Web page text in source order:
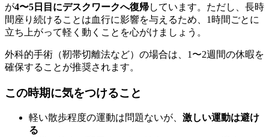
が4〜5日目にデスクワークへ復帰しています。ただし、長時
間座り続けることは血行に影響を与えるため、1時間ごとに
立ち上がって軽く動くことを心がけましょう。
外科的手術（靭帯切離法など）の場合は、1〜2週間の休暇を
確保することが推奨されます。
この時期に気をつけること
軽い散歩程度の運動は問題ないが、 激しい運動は避け
る